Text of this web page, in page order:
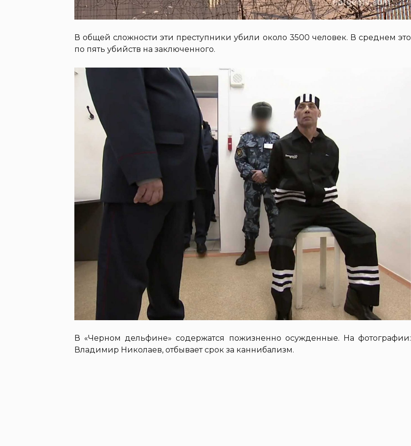
В общей сложности эти преступники убили около 3500 человек. В среднем это
по пять убийств на заключенного.
В «Черном дельфине» содержатся пожизненно осужденные. На фотографии:
Владимир Николаев, отбывает срок за каннибализм.